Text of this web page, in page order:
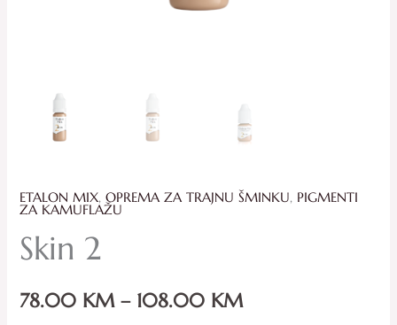
ETALON MIX,OPREMA ZA TRAJNU ŠMINKU, PIGMENTI
ZA KAMUFLAŽU
Skin 2
78.00 KM – 108.00 KM